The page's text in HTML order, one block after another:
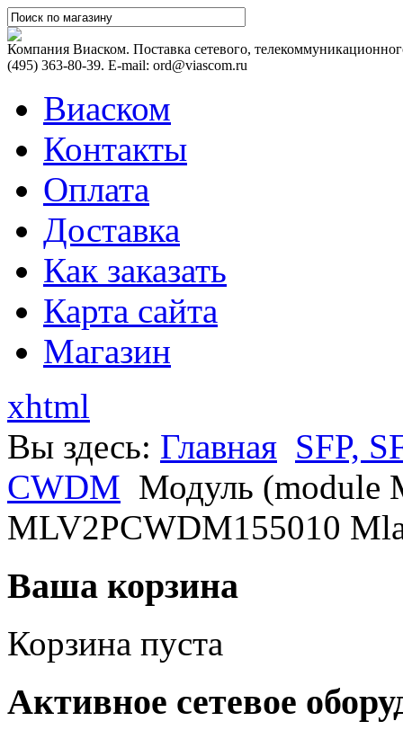
Компания Виаском. Поставка сетевого,
(495) 363-80-39. E-mail: ord@viascom.ru
Виаском
Контакты
Оплата
Доставка
Как заказать
Карта сайта
Магазин
xhtml
Вы здесь: Главная SFP,
CWDM Модуль (module
MLV2PCWDM155010
Ваша корзина
Корзина пуста
Активное сетевое